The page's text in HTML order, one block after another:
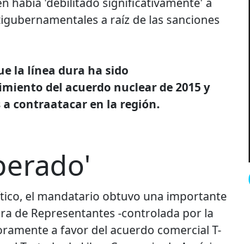
a raíz de las sanciones
la línea dura ha sido
del acuerdo nuclear de 2015 y
contraatacar en la región.
el mandatario obtuvo una importante
de Representantes -controlada por la
a favor del acuerdo comercial T-